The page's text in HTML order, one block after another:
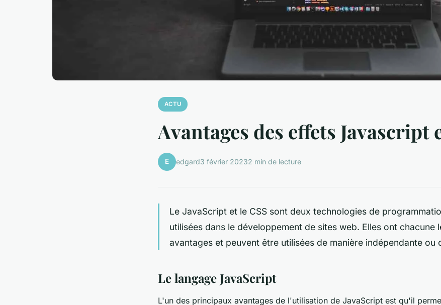
ACTU
Avantages des effets Javascript
E edgard3 février 20232 min de lecture
Le JavaScript et le CSS sont deux technologies de
utilisées dans le développement de sites web. Elles ont chacune
avantages et peuvent être utilisées de manière indépendante ou
Le langage JavaScript
L'un des principaux avantages de l'utilisation de JavaScript est qu'il